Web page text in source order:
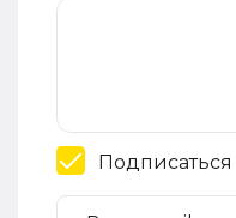
Подписаться